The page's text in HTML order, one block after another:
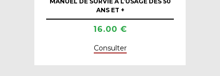
ANS ET +
16.00 €
Consulter